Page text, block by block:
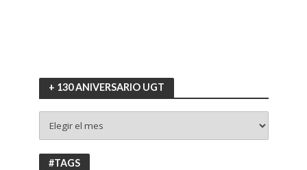
+ 130 ANIVERSARIO UGT
130
ANIVERSARIO
UGT
#TAGS